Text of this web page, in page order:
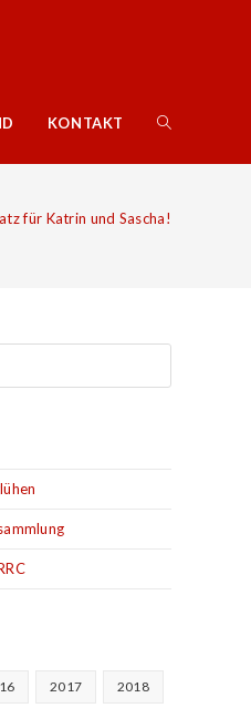
KONTAKT
für Katrin und Sascha!
2017 2018